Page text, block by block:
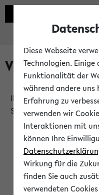
Verlauf
Ihr Verlauf ist leer. Er
Sitzung füllen.
Diese Webseite
Technologien.
Funktionalität der
während andere uns
Erfahrung zu
verwenden wir
Interaktionen mit
können Ihre
Wirkung für die
finden Sie auch
verwendeten